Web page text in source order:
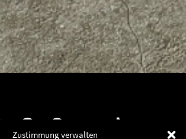
Zustimmung verwalten